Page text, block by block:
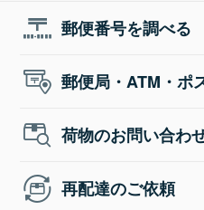
郵便番号を調べる
郵便局・ATM・ポ
荷物のお問い合わ
再配達のご依頼